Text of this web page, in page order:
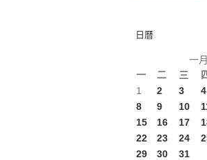
日曆
一
一
二 三
1 2 3 4
8
9 10
15
16 17
22
23 24
29
30 31